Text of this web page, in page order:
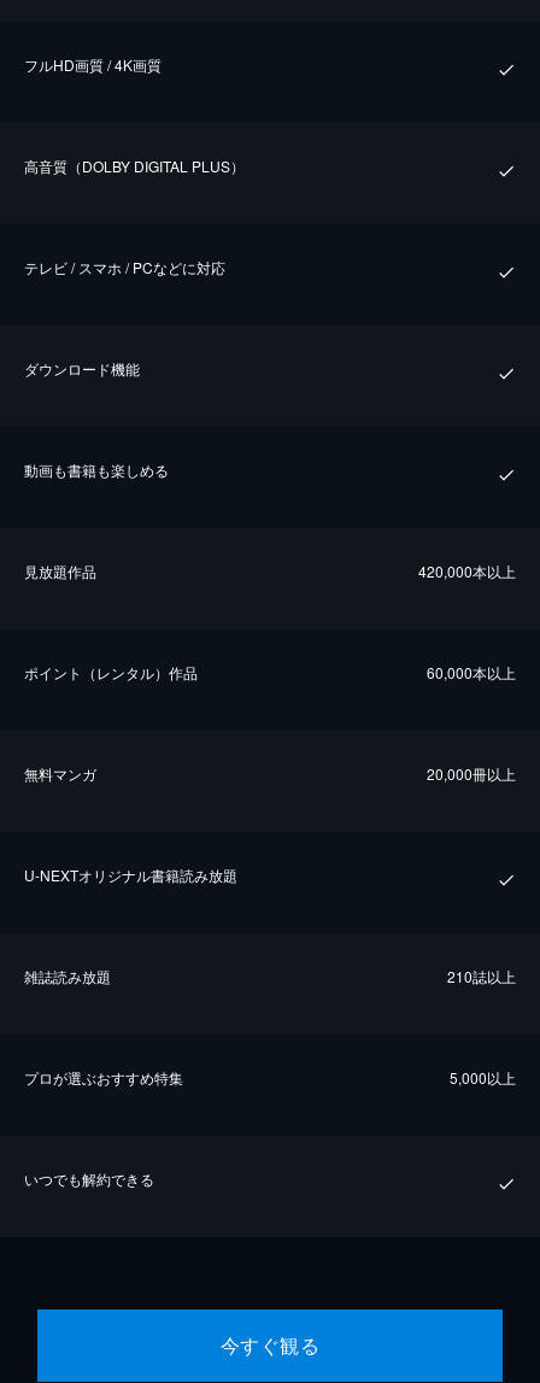
フルHD画質 / 4K画質
⾼⾳質（DOLBY DIGITAL PLUS）
テレビ / スマホ / PCなどに対応
ダウンロード機能
動画も書籍も楽しめる
⾒放題作品 420,000本以上
ポイント（レンタル）作品 60,000本以上
無料マンガ 20,000冊以上
U-NEXTオリジナル書籍読み放題
雑誌読み放題 210誌以上
プロが選ぶおすすめ特集 5,000以上
いつでも解約できる
今すぐ観る